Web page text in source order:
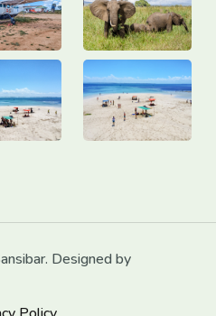
Designed by